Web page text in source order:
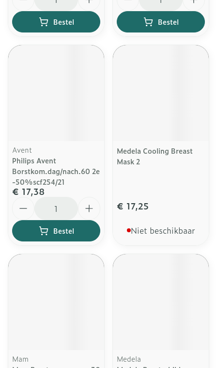
Bestel Bestel
Avent
Philips Avent
Borstkom.dag/nach.60 2e
-50%scf254/21
€ 17,38
Bestel
Medela Cooling Breast
Mask 2
€ 17,25
Niet beschikbaar
Mam
Medela